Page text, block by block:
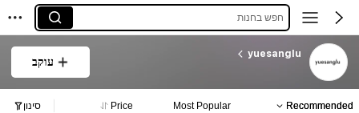
חפש בחנות
yuesanglu
עוקב
Recommended
Most Popular
Price סינון